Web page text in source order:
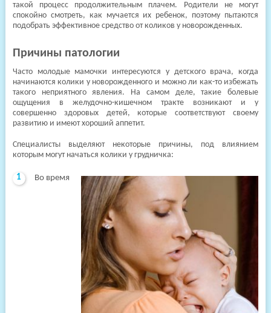
такой процесс продолжительным плачем. Родители не могут
спокойно смотреть, как мучается их ребенок, поэтому пытаются
подобрать эффективное средство от коликов у новорожденных.
Причины патологии
Часто молодые мамочки интересуются у детского врача, когда
начинаются колики у новорожденного и можно ли как-то избежать
такого неприятного явления. На самом деле, такие болевые
ощущения в желудочно-кишечном тракте возникают и у
совершенно здоровых детей, которые соответствуют своему
развитию и имеют хороший аппетит.
Специалисты выделяют некоторые причины, под влиянием
которым могут начаться колики у грудничка:
Во время